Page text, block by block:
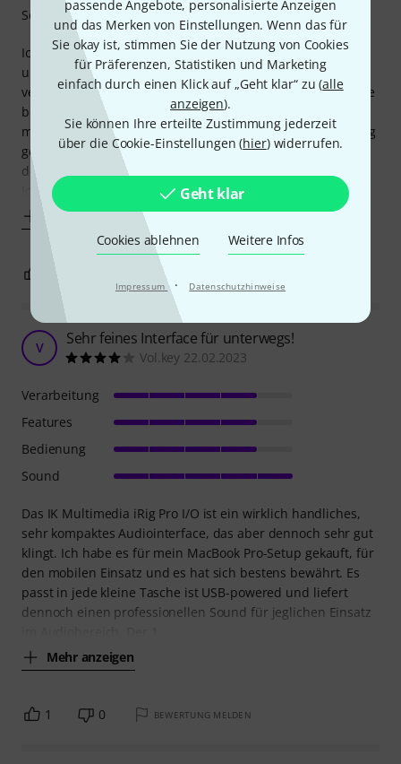
passende Angebote, personalisierte Anzeigen
und das Merken von Einstellungen. Wenn das für
Sie okay ist, stimmen Sie der Nutzung von Cookies
für Präferenzen, Statistiken und Marketing
einfach durch einen Klick auf „Geht klar“ zu (alle
anzeigen).
Sie können Ihre erteilte Zustimmung jederzeit
über die Cookie-Einstellungen (hier) widerrufen.
Geht klar
Cookies ablehnen Weitere Infos
Impressum · Datenschutzhinweise
Ich bin beruflich viel unterwegs. Trotzdem möchte ich
unterwegs nicht auf das Üben mit meinem E-Bass
verzichten. Da mein Combo des Öfteren für fragende Blicke
beim Nachtportier im Hotel gesorgt hat, musste eine etwas
mobilere Lösung her. Ein Kumpel hat mir dann mal sein Rig
geborgt, und kurz darauf hielt ich dann mein Eigenes in
den Händen.
Ich nutze es
Mehr anzeigen
Sound
BEWERTUNG MELDEN
V Sehr feines Interface für unterwegs!
Vol.key 22.02.2023
Das IK Multimedia iRig Pro I/O ist ein wirklich handliches,
sehr kompaktes Audiointerface, das aber dennoch sehr gut
klingt. Ich habe es für mein MacBook Pro-Setup gekauft, für
den mobilen Einsatz und es hat sich bestens bewährt. Es
passt in jede kleine Tasche ist USB-powered und liefert
dennoch einen professionellen Sound für jeglichen Einsatz
Mehr anzeigen
Verarbeitung
Features
Bedienung
Sound
1 0 BEWERTUNG MELDEN